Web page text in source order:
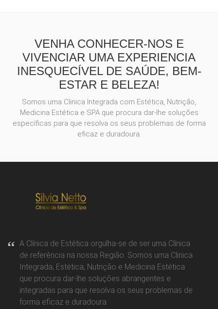
VENHA CONHECER-NOS E
VIVENCIAR UMA EXPERIENCIA
INESQUECÍVEL DE SAÚDE, BEM-
ESTAR E BELEZA!
Somos uma Clinica Integrada com Estética, Nutrição,
Medicina Estética e SPA que procura dar-lhe soluções
específicas para que resolva os seus problemas de forma
eficaz e duradoura.
A Clínica de Estética orgulha-se de ser uma Clínica
de referência na nossa Região. Somos uma Clinica
Integrada, Estética, Nutrição e Medicina Estética
que procura dar-lhe soluções abrangentes e
integradas para que resolva os seus problemas de
forma eficaz e duradoura.